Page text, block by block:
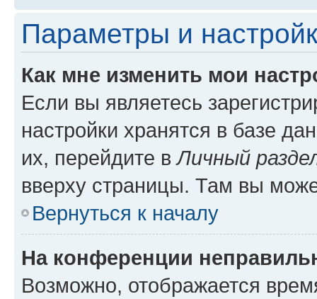
Параметры и
Как мне изменить мои
Если вы являетесь
настройки хранятся в базе
их, перейдите вЛичный
вверху страницы. Там вы
Вернуться к началу
На конференции
Возможно, отображается